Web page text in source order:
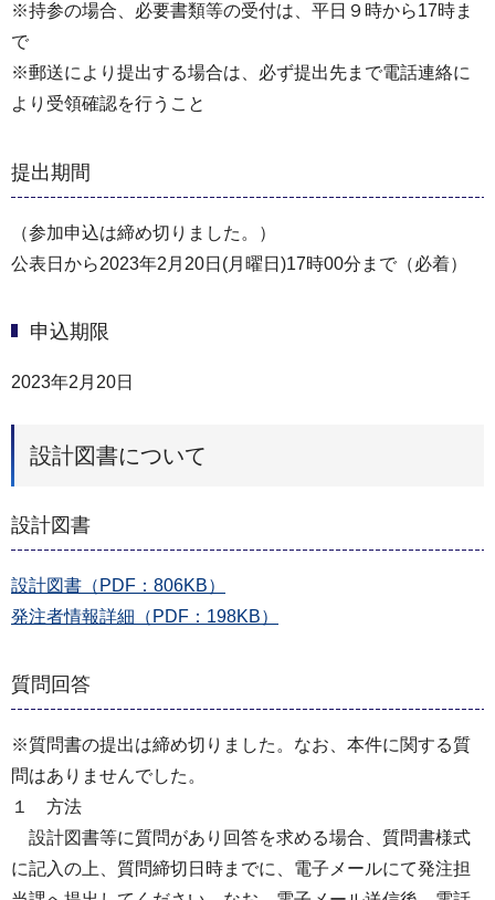
※持参の場合、必要書類等の受付は、平日９時から17時ま
で
※郵送により提出する場合は、必ず提出先まで電話連絡に
より受領確認を行うこと
提出期間
（参加申込は締め切りました。）
公表日から2023年2月20日(月曜日)17時00分まで（必着）
申込期限
2023年2月20日
設計図書について
設計図書
設計図書（PDF：806KB）
発注者情報詳細（PDF：198KB）
質問回答
※質問書の提出は締め切りました。なお、本件に関する質
問はありませんでした。
１ 方法
設計図書等に質問があり回答を求める場合、質問書様式
に記入の上、質問締切日時までに、電子メールにて発注担